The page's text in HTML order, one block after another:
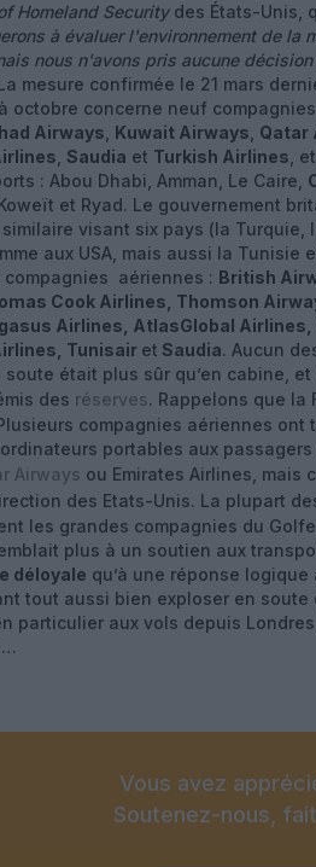
Homeland Securitydes États-Unis,
à évaluer l'environnement de la
nous n'avons pris aucune
mesure confirmée le 21 mars
octobre concerne neuf
Airways Kuwait Airways Qatar
Saudia et Turkish Airlines ,
: Abou Dhabi, Amman, Le Caire,
et Ryad. Le gouvernement
visant six pays (la Turquie,
aux USA, mais aussi la
compagnies aériennes : British
Cook Airlines, Thomson
Airlines, AtlasGlobal
Tunisair et Saudia. Aucun
était plus sûr qu’en cabine,
des réserves. Rappelons que la
compagnies aériennes ont
portables aux
Airways ou Emirates Airlines, mais
des Etats-Unis. La plupart
les grandes compagnies du
plus à un soutien aux
déloyale qu’à une réponse
tout aussi bien exploser en soute
particulier aux vols depuis
Vous avez
Soutenez-nous,